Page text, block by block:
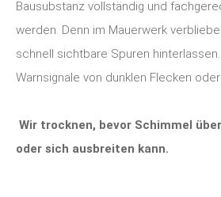
Bausubstanz vollständig und
werden. Denn im Mauerwerk
schnell sichtbare Spuren
Warnsignale von dunklen Flecken
Wir trocknen, bevor Schimmel
oder sich ausbreiten kann.